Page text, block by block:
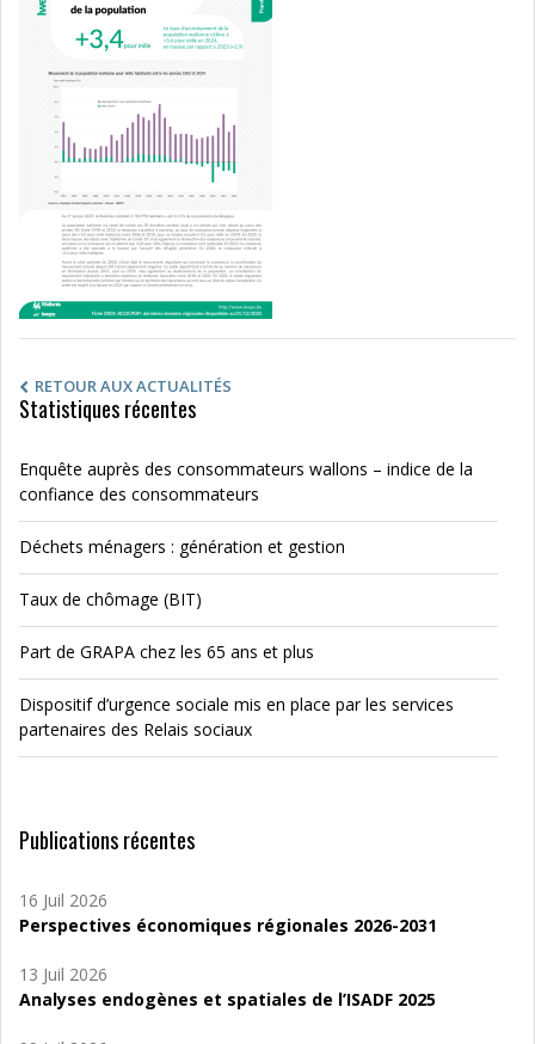
RETOUR AUX ACTUALITÉS
Statistiques récentes
Enquête auprès des consommateurs wallons – indice de la
confiance des consommateurs
Déchets ménagers : génération et gestion
Taux de chômage (BIT)
Part de GRAPA chez les 65 ans et plus
Dispositif d’urgence sociale mis en place par les services
partenaires des Relais sociaux
Publications récentes
16 Juil 2026
Perspectives économiques régionales 2026-2031
13 Juil 2026
Analyses endogènes et spatiales de l’ISADF 2025